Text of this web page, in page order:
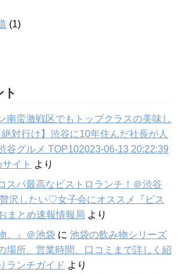
(1)
南蛮激戦区でもトップクラスの美味し
絶対行け】渋谷に10年住んだ社長が人
谷グルメ TOP102023-06-13 20:22:39
イト より
スパ最高なビストロランチ！＠渋谷
沢したい♡女子会にオススメ『ビス
まとめ速報情報局 より
。』＠池袋 に 池袋の飲み物シリーズ
場所、営業時間、口コミまで詳しく紹
ランチガイド より